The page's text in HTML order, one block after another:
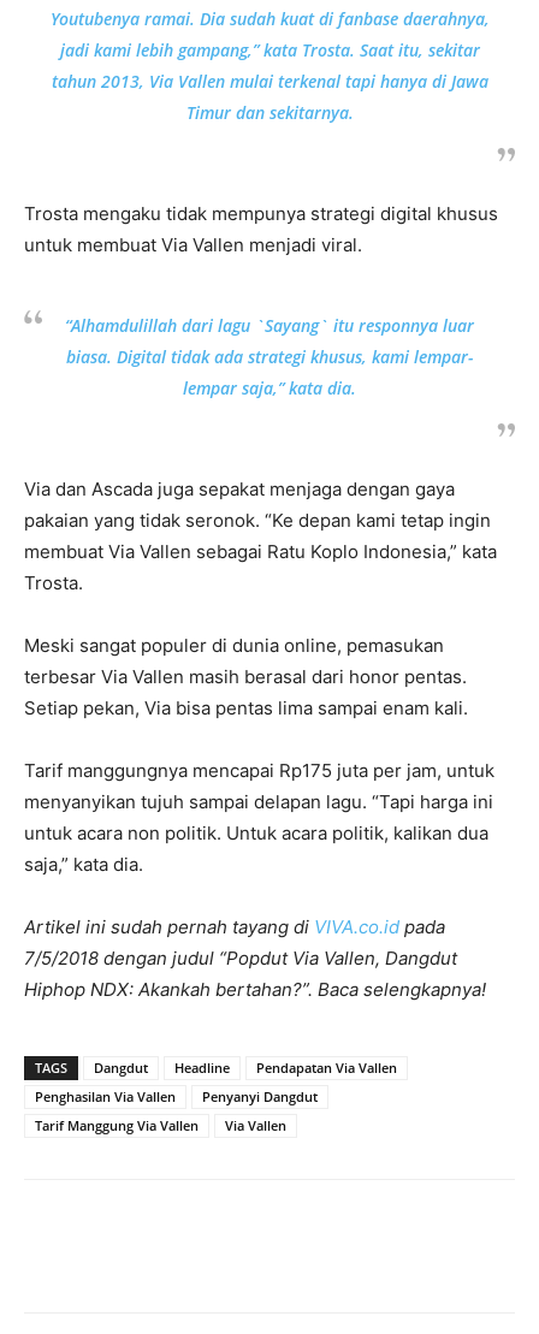
Youtubenya ramai. Dia sudah kuat di fanbase daerahnya,
jadi kami lebih gampang,” kata Trosta. Saat itu, sekitar
tahun 2013, Via Vallen mulai terkenal tapi hanya di Jawa
Timur dan sekitarnya.
Trosta mengaku tidak mempunya strategi digital khusus
untuk membuat Via Vallen menjadi viral.
“Alhamdulillah dari lagu `Sayang` itu responnya luar
biasa. Digital tidak ada strategi khusus, kami lempar-
lempar saja,” kata dia.
Via dan Ascada juga sepakat menjaga dengan gaya
pakaian yang tidak seronok. “Ke depan kami tetap ingin
membuat Via Vallen sebagai Ratu Koplo Indonesia,” kata
Trosta.
Meski sangat populer di dunia online, pemasukan
terbesar Via Vallen masih berasal dari honor pentas.
Setiap pekan, Via bisa pentas lima sampai enam kali.
Tarif manggungnya mencapai Rp175 juta per jam, untuk
menyanyikan tujuh sampai delapan lagu. “Tapi harga ini
untuk acara non politik. Untuk acara politik, kalikan dua
saja,” kata dia.
Artikel ini sudah pernah tayang di VIVA.co.id pada
7/5/2018 dengan judul “Popdut Via Vallen, Dangdut
Hiphop NDX: Akankah bertahan?”. Baca selengkapnya!
TAGS Dangdut Headline
Pendapatan Via Vallen
Penghasilan Via Vallen
Penyanyi Dangdut
Tarif Manggung Via Vallen
Via Vallen